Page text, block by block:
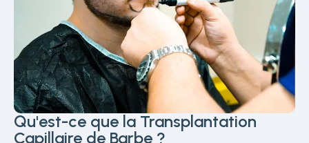
Qu'est-ce que la Transplantation
Capillaire de Barbe ?